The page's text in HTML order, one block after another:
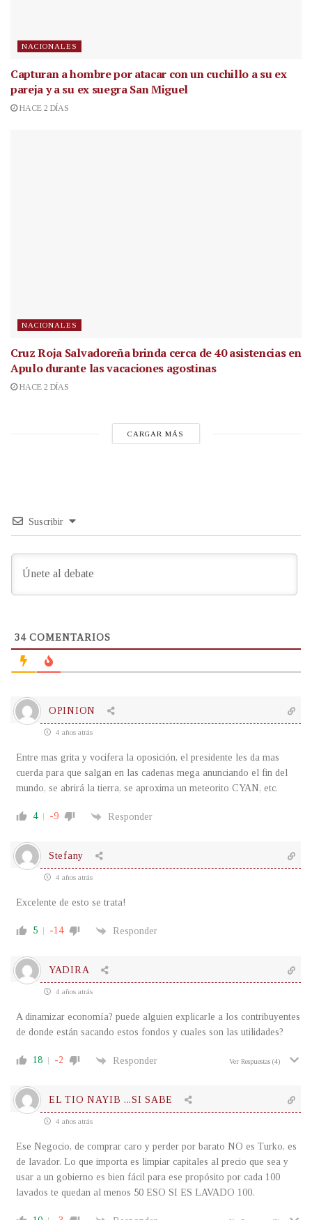
NACIONALES
Capturan a hombre por atacar con un cuchillo a su ex
pareja y a su ex suegra San Miguel
HACE 2 DÍAS
NACIONALES
Cruz Roja Salvadoreña brinda cerca de 40 asistencias en
Apulo durante las vacaciones agostinas
HACE 2 DÍAS
CARGAR MÁS
Suscribir
34COMENTARIOS
OPINION
4 años atrás
Entre mas grita y vocifera la oposición, el presidente les da mas
cuerda para que salgan en las cadenas mega anunciando el fin del
mundo, se abrirá la tierra, se aproxima un meteorito CYAN, etc.
4 -9 Responder
Stefany
4 años atrás
Excelente de esto se trata!
5 -14 Responder
YADIRA
4 años atrás
A dinamizar economía? puede alguien explicarle a los contribuyentes
de donde están sacando estos fondos y cuales son las utilidades?
18 -2 Responder Ver Respuestas (4)
EL TIO NAYIB ...SI SABE
4 años atrás
Ese Negocio, de comprar caro y perder por barato NO es Turko, es
de lavador. Lo que importa es limpiar capitales al precio que sea y
usar a un gobierno es bien fácil para ese propósito por cada 100
lavados te quedan al menos 50 ESO SI ES LAVADO 100.